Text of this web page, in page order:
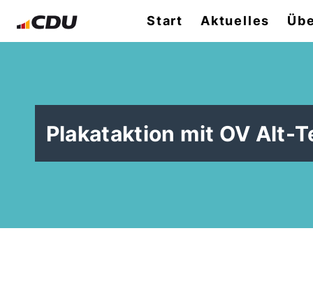
Start Aktuelles
Plakataktion mit OV Alt-